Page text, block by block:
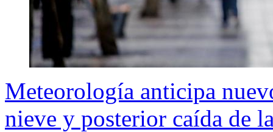
Meteorología anticipa
nieve y posterior caída de